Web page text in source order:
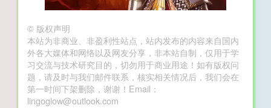
© 版权声明
本站为非商业、非盈利性站点，站内发布的内容来自国内
外各大媒体和网络以及网友分享，非本站自制，仅用于学
习交流与技术研究目的，切勿用于商业用途！如有版权问
题，请及时与我们邮件联系，核实相关情况后，我们会在
第一时间下架删除，谢谢！Email：
lingoglow@outlook.com